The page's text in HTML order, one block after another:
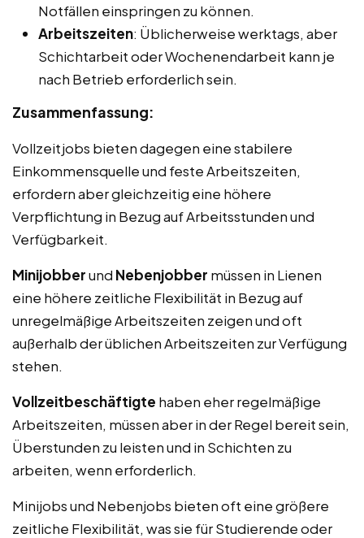
Notfällen einspringen zu können.
Arbeitszeiten: Üblicherweise werktags, aber
Schichtarbeit oder Wochenendarbeit kann je
nach Betrieb erforderlich sein.
Zusammenfassung:
Vollzeitjobs bieten dagegen eine stabilere
Einkommensquelle und feste Arbeitszeiten,
erfordern aber gleichzeitig eine höhere
Verpflichtung in Bezug auf Arbeitsstunden und
Verfügbarkeit.
Minijobberund Nebenjobber müssen in Lienen
eine höhere zeitliche Flexibilität in Bezug auf
unregelmäßige Arbeitszeiten zeigen und oft
außerhalb der üblichen Arbeitszeiten zur Verfügung
stehen.
Vollzeitbeschäftigte haben eher regelmäßige
Arbeitszeiten, müssen aber in der Regel bereit sein,
Überstunden zu leisten und in Schichten zu
arbeiten, wenn erforderlich.
Minijobs und Nebenjobs bieten oft eine größere
zeitliche Flexibilität, was sie für Studierende oder